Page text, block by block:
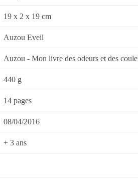
19 x 2 x 19 cm
Auzou Eveil
Auzou - Mon livre des odeurs et des
440 g
14 pages
08/04/2016
+ 3 ans